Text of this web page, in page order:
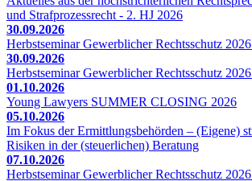
und Strafprozessrecht - 2. HJ 2026
30.09.2026
Herbstseminar Gewerblicher Rechtsschutz
30.09.2026
Herbstseminar Gewerblicher Rechtsschutz
01.10.2026
Young Lawyers SUMMER CLOSING 2026
05.10.2026
Im Fokus der Ermittlungsbehörden – (Eigene)
Risiken in der (steuerlichen) Beratung
07.10.2026
Herbstseminar Gewerblicher Rechtsschutz